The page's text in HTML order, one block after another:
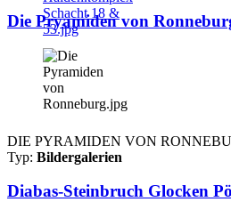
Die Pryamiden von
DIE PYRAMIDEN VON
Typ: Bildergalerien
Diabas-Steinbruch Glocken